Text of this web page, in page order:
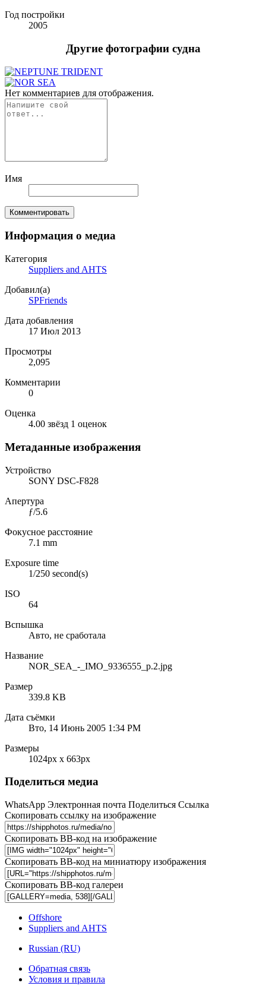
Год постройки
2005
Другие фотографии судна
Нет комментариев для отображения.
Имя
Комментировать
Информация о медиа
Категория
Suppliers and AHTS
Добавил(а)
SPFriends
Дата добавления
17 Июл 2013
Просмотры
2,095
Комментарии
0
Оценка
4.00 звёзд 1 оценок
Метаданные изображения
Устройство
SONY DSC-F828
Апертура
ƒ/5.6
Фокусное расстояние
7.1 mm
Exposure time
1/250 second(s)
ISO
64
Вспышка
Авто, не сработала
Название
NOR_SEA_-_IMO_9336555_p.2.jpg
Размер
339.8 KB
Дата съёмки
Вто, 14 Июнь 2005 1:34 PM
Размеры
1024px x 663px
Поделиться медиа
WhatsApp Электронная почта Поделиться Ссылка
Скопировать ссылку на изображение
Скопировать BB-код на изображение
Скопировать BB-код на миниатюру изображения
Скопировать BB-код галереи
Offshore
Suppliers and AHTS
Russian (RU)
Обратная связь
Условия и правила